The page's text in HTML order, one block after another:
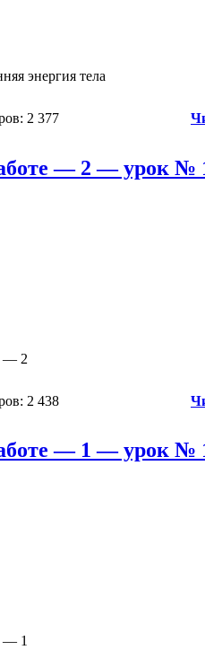
энергия тела
2 377
— 2 — урок №
— 2
2 438
— 1 — урок №
— 1